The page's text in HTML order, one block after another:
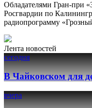
Обладателями Гран-при
Росгвардии по
радиопрограмму
Лента новостей
сегодня
В Чайковском для
вчера